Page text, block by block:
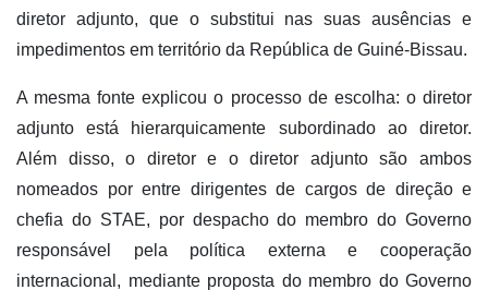
diretor adjunto, que o substitui nas suas ausências e
impedimentos em território da República de Guiné-Bissau.
A mesma fonte explicou o processo de escolha: o diretor
adjunto está hierarquicamente subordinado ao diretor.
Além disso, o diretor e o diretor adjunto são ambos
nomeados por entre dirigentes de cargos de direção e
chefia do STAE, por despacho do membro do Governo
responsável pela política externa e cooperação
internacional, mediante proposta do membro do Governo